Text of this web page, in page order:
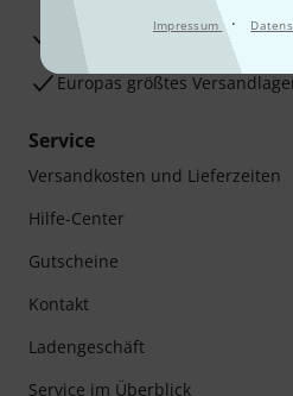
Impressum ·
Zufriedenheitsgarantie
Europas größtes
Service
Versandkosten und Lieferzeiten
Hilfe-Center
Gutscheine
Kontakt
Ladengeschäft
Service im Überblick